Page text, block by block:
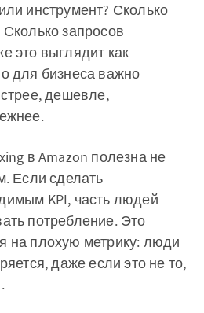
инструмент? Сколько
запросов
это выглядит как
для бизнеса важно
дешевле,
в Amazon полезна не
Если сделать
KPI, часть людей
потребление. Это
на плохую метрику: люди
даже если это не то,